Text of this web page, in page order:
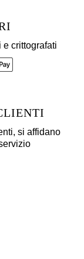
e crittografati
si affidano